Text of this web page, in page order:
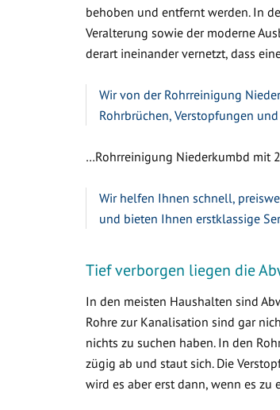
behoben und entfernt werden. In
Veralterung sowie der moderne
derart ineinander vernetzt, dass
Wir von der Rohrreinigung
Rohrbrüchen, Verstopfungen
…Rohrreinigung Niederkumbd mit
Wir helfen Ihnen schnell,
und bieten Ihnen erstklassige
Tief verborgen liegen die
In den meisten Haushalten sind
Rohre zur Kanalisation sind gar
nichts zu suchen haben. In den
zügig ab und staut sich. Die
wird es aber erst dann, wenn es zu